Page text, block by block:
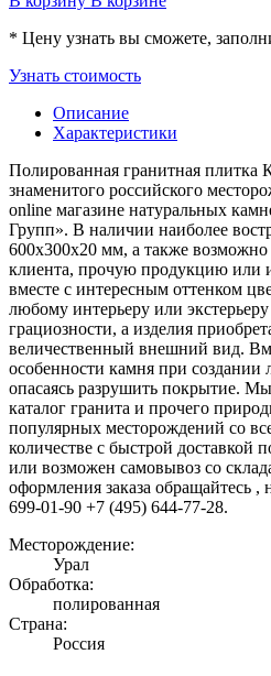
* Цену узнать вы сможете,
Узнать стоимость
Описание
Характеристики
Полированная гранитная плитка
знаменитого российского
online магазине натуральных
Групп». В наличии наиболее
600х300х20 мм, а также возможно
клиента, прочую продукцию или
вместе с интересным оттенком
любому интерьеру или
грациозности, а изделия
величественный внешний вид.
особенности камня при
опасаясь разрушить покрытие.
каталог гранита и прочего
популярных месторождений со
количестве с быстрой доставкой
или возможен самовывоз со
оформления заказа обращайтесь
699-01-90 +7 (495) 644-77-28.
Месторождение:
Урал
Обработка:
полированная
Страна:
Россия